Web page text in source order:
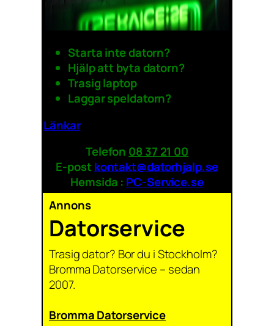
Starta inte datorn?
Hjälp att byta datorn?
Trasig laptop
Laggar speldatorn?
Länkar
Telefon 08 37 21 00
E-post kontakt@datorhjalp.se
Hemsida : PC-Service.se
Annons
Datorservice
Trasig dator? Bor du i Stockholm?
Bromma Datorservice – sedan
2007.
Bromma Datorservice